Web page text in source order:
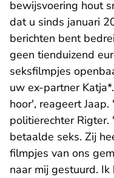
bewijsvoering hout
dat u sinds januari
berichten bent
geen tienduizend
seksfilmpjes
uw ex-partner
hoor', reageert
politierechter
betaalde seks. Zij
filmpjes van ons
naar mij gestuurd. Ik